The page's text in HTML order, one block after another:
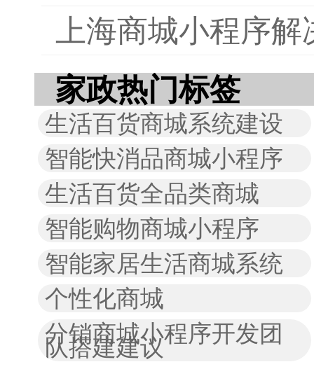
上海商城小程序
家政热门标签
生活百货商城系统建设
智能快消品商城小程序
生活百货全品类商城
智能购物商城小程序
智能家居生活商城系统
个性化商城
分销商城小程序开发团
队搭建建议